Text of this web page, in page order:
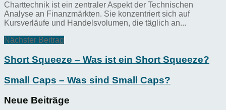
Charttechnik ist ein zentraler Aspekt der Technischen
Analyse an Finanzmärkten. Sie konzentriert sich auf
Kursverläufe und Handelsvolumen, die täglich an...
Nächster Beitrag
Short Squeeze – Was ist ein Short Squeeze?
Small Caps – Was sind Small Caps?
Neue Beiträge